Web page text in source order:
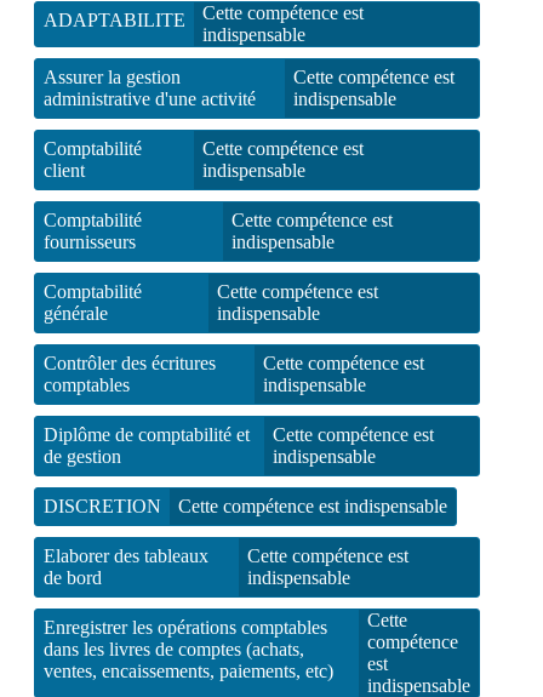
ADAPTABILITE
Cette compétence est
indispensable
Assurer la gestion
administrative d'une activité
Cette compétence est
indispensable
Comptabilité
client
Cette compétence est
indispensable
Comptabilité
fournisseurs
Cette compétence est
indispensable
Comptabilité
générale
Cette compétence est
indispensable
Contrôler des écritures
comptables
Cette compétence est
indispensable
Diplôme de comptabilité et
de gestion
Cette compétence est
indispensable
DISCRETION Cette compétence est indispensable
Elaborer des tableaux
de bord
Cette compétence est
indispensable
Enregistrer les opérations comptables
dans les livres de comptes (achats,
ventes, encaissements, paiements, etc)
Cette
compétence
est
indispensable